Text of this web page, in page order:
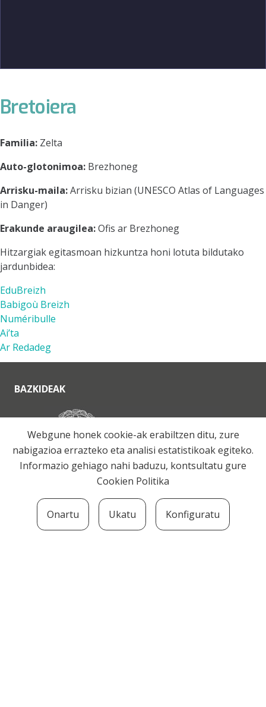
Bretoiera
Familia: Zelta
Auto-glotonimoa: Brezhoneg
Arrisku-maila:Arrisku bizian (UNESCO Atlas of Languages
in Danger)
Erakunde araugilea:Ofis ar Brezhoneg
Hitzargiak egitasmoan hizkuntza honi lotuta bildutako
jardunbidea:
EduBreizh
Babigoù Breizh
Numéribulle
Ai’ta
Ar Redadeg
BAZKIDEAK
Webgune honek cookie-ak erabiltzen ditu, zure
nabigazioa errazteko eta analisi estatistikoak egiteko.
Informazio gehiago nahi baduzu, kontsultatu gure
Cookien Politika
Onartu Ukatu Konfiguratu